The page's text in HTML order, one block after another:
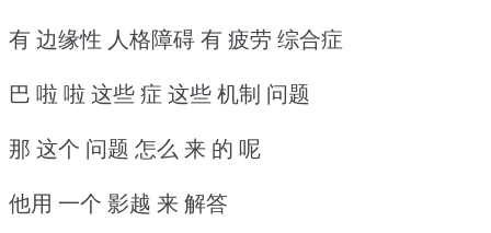
有 边缘性 人格障碍 有 疲劳 综合症
巴 啦 啦 这些 症 这些 机制 问题
那 这个 问题 怎么 来 的 呢
他用 一个 影越 来 解答